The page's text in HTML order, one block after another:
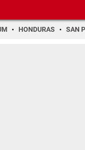
HONDURAS SAN